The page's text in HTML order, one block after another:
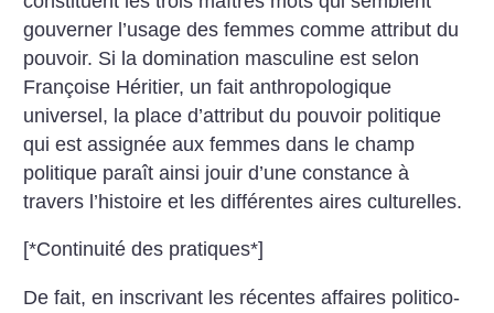
gouverner l’usage des femmes comme attribut du
pouvoir. Si la domination masculine est selon
Françoise Héritier, un fait anthropologique
universel, la place d’attribut du pouvoir politique
qui est assignée aux femmes dans le champ
politique paraît ainsi jouir d’une constance à
travers l’histoire et les différentes aires culturelles.
[*Continuité des pratiques*]
De fait, en inscrivant les récentes affaires politico-